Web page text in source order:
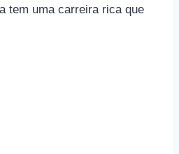
tem uma carreira rica que